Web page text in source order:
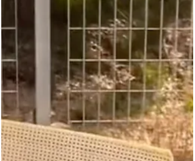
7 lug Tempo di lettura: 3 min
Praia a Mare, Cerbino referente sanitario
dell’ospedale